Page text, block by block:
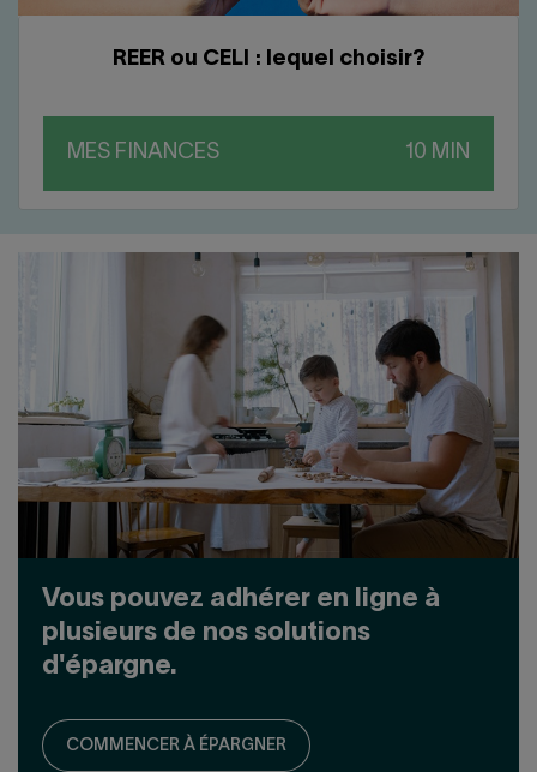
REER ou CELI : lequel choisir?
MES FINANCES
Vous pouvez adhérer en ligne à
plusieurs de nos solutions
d'épargne.
COMMENCER À ÉPARGNER